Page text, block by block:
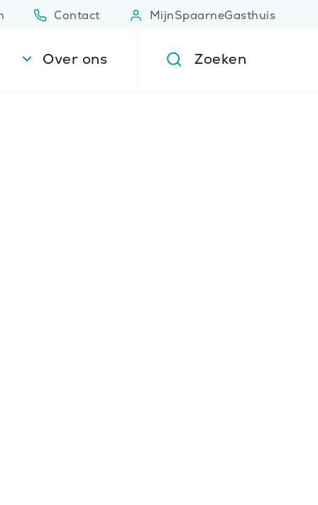
Over ons Zoeken
(Opent in nieuw venster)
Contact MijnSpaarneGasthuis
(Opent